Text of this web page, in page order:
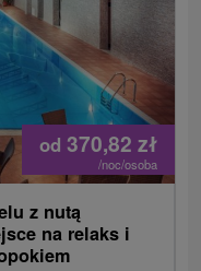
od 370,82 zł
/noc/osoba
z nutą
na relaks i